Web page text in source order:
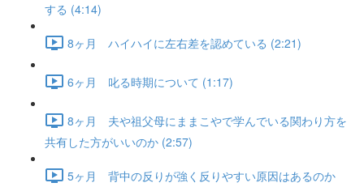
する (4:14)
8ヶ月 ハイハイに左右差を認めている (2:21)
6ヶ月 叱る時期について (1:17)
8ヶ月 夫や祖父母にままこやで学んでいる関わり方を
共有した方がいいのか (2:57)
5ヶ月 背中の反りが強く反りやすい原因はあるのか